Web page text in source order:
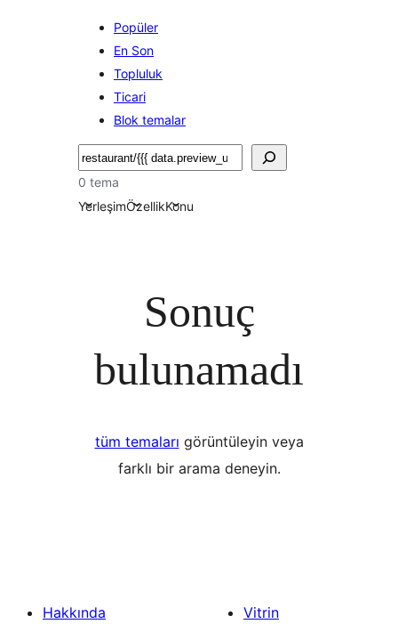
Popüler
En Son
Topluluk
Ticari
Blok temalar
Ara
0 tema
YerleşimÖzellikKonu
Sonuç
bulunamadı
tüm temaları görüntüleyin veya
farklı bir arama deneyin.
Hakkında
Vitrin